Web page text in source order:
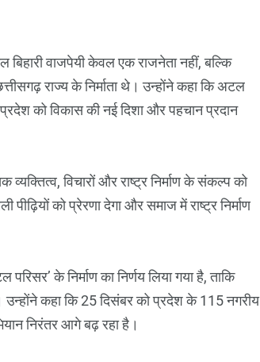
वाजपेयी केवल एक राजनेता नहीं, बल्कि
राज्य के निर्माता थे। उन्होंने कहा कि अटल
को विकास की नई दिशा और पहचान प्रदान
विचारों और राष्ट्र निर्माण के संकल्प को
को प्रेरणा देगा और समाज में राष्ट्र निर्माण
के निर्माण का निर्णय लिया गया है, ताकि
कहा कि 25 दिसंबर को प्रदेश के 115 नगरीय
निरंतर आगे बढ़ रहा है।